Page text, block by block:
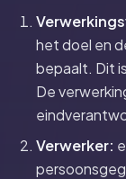
het doel en
bepaalt. Dit
De
Verwerker: